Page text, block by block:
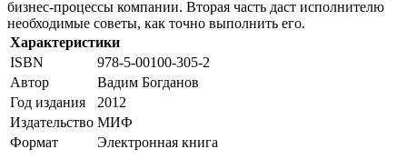
бизнес-процессы компании. Вторая часть даст исполнителю
необходимые советы, как точно выполнить его.
Характеристики
ISBN
978-5-00100-305-2
Автор
Вадим Богданов
Год издания
2012
Издательство МИФ
Формат
Электронная книга